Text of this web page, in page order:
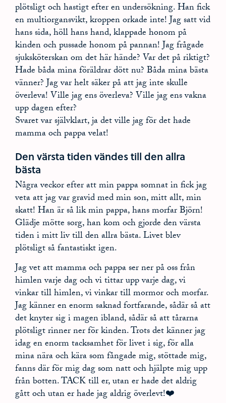
plötsligt och hastigt efter en undersökning. Han fick
en multiorgansvikt, kroppen orkade inte! Jag satt vid
hans sida, höll hans hand, klappade honom på
kinden och pussade honom på pannan! Jag frågade
sjuksköterskan om det här hände? Var det på riktigt?
Hade båda mina föräldrar dött nu? Båda mina bästa
vänner? Jag var helt säker på att jag inte skulle
överleva! Ville jag ens överleva? Ville jag ens vakna
upp dagen efter?
Svaret var självklart, ja det ville jag för det hade
mamma och pappa velat!
Den värsta tiden vändes till den allra
bästa
Några veckor efter att min pappa somnat in fick jag
veta att jag var gravid med min son, mitt allt, min
skatt! Han är så lik min pappa, hans morfar Björn!
Glädje mötte sorg, han kom och gjorde den värsta
tiden i mitt liv till den allra bästa. Livet blev
plötsligt så fantastiskt igen.
Jag vet att mamma och pappa ser ner på oss från
himlen varje dag och vi tittar upp varje dag, vi
vinkar till himlen, vi vinkar till mormor och morfar.
Jag känner en enorm saknad fortfarande, sådär så att
det knyter sig i magen ibland, sådär så att tårarna
plötsligt rinner ner för kinden. Trots det känner jag
idag en enorm tacksamhet för livet i sig, för alla
mina nära och kära som fångade mig, stöttade mig,
fanns där för mig dag som natt och hjälpte mig upp
från botten. TACK till er, utan er hade det aldrig
gått och utan er hade jag aldrig överlevt!❤️